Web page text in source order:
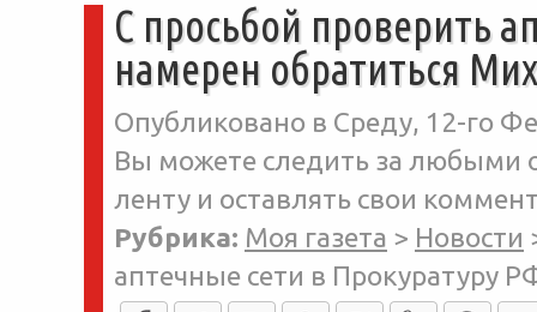
С просьбой проверить
намерен обратиться
Опубликовано в Среду, 12-го
Вы можете следить за любыми
ленту и оставлять свои
Рубрика: Моя газета > Новости
аптечные сети в Прокуратуру